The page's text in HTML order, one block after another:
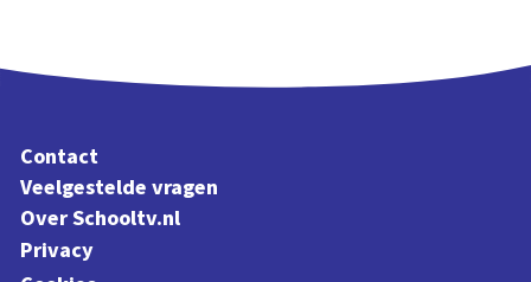
Contact
Veelgestelde vragen
Over Schooltv.nl
Privacy